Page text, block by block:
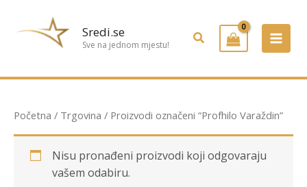
Sredi.se
Sve na jednom mjestu! Pretraživanje
Početna / Trgovina / Proizvodi označeni “Profhilo Varaždin”
Nisu pronađeni proizvodi koji odgovaraju
vašem odabiru.